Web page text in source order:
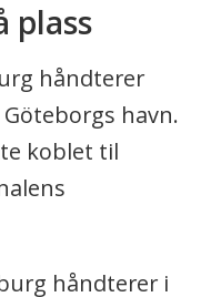
plass
håndterer
havn.
koblet til
håndterer i